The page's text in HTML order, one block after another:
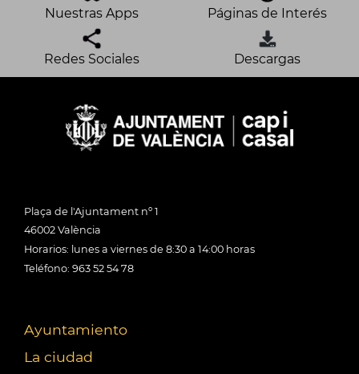
Nuestras Apps Páginas de Interés
Redes Sociales Descargas
Plaça de l'Ajuntament nº 1
46002 València
Horarios: lunes a viernes de 8:30 a 14:00 horas
Teléfono: 963 52 54 78
Ayuntamiento
La ciudad